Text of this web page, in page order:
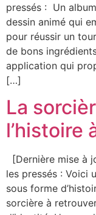
pressés : Un
dessin animé qui
pour réussir un
de bons
application qui
[…]
La
l’histoire
[Dernière mise à
les pressés : Voici
sous forme
sorcière à